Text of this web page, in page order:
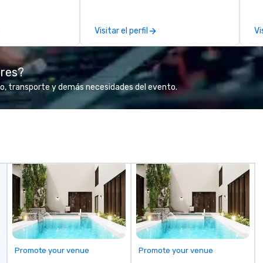
world of impeccable
craftsmanship with our exclusive
collection of handmade leather
bags. Our range includes
backpacks, duffel bags, and
messenger bags, all meticulously
designed to serve as remarkable
focus on leather corporate gifts,
culminates here at Steel Horse
Leather. Explore our exquisite
collection today and make a
lasting impression with your next
corporate gift. Custom orders are
Digital Mockups available
Visitar el perfil
transporte y demás necesidades del evento.
Promote your venue Promote your venue